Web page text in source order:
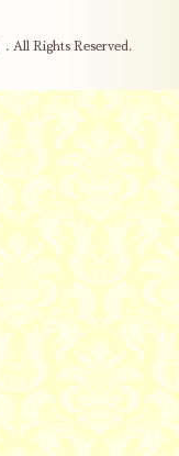
. All Rights Reserved.